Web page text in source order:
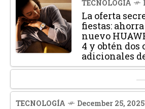
TECNOLOGÍA
La oferta
fiestas:
nuevo
4 y obtén dos
adicionales
TECNOLOGÍA December 25, 2025